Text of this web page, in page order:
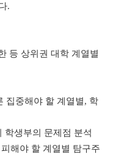
.
등 상위권 대학 계열별
집중해야 할 계열별, 학
학생부의 문제점 분석
해야 할 계열별 탐구주